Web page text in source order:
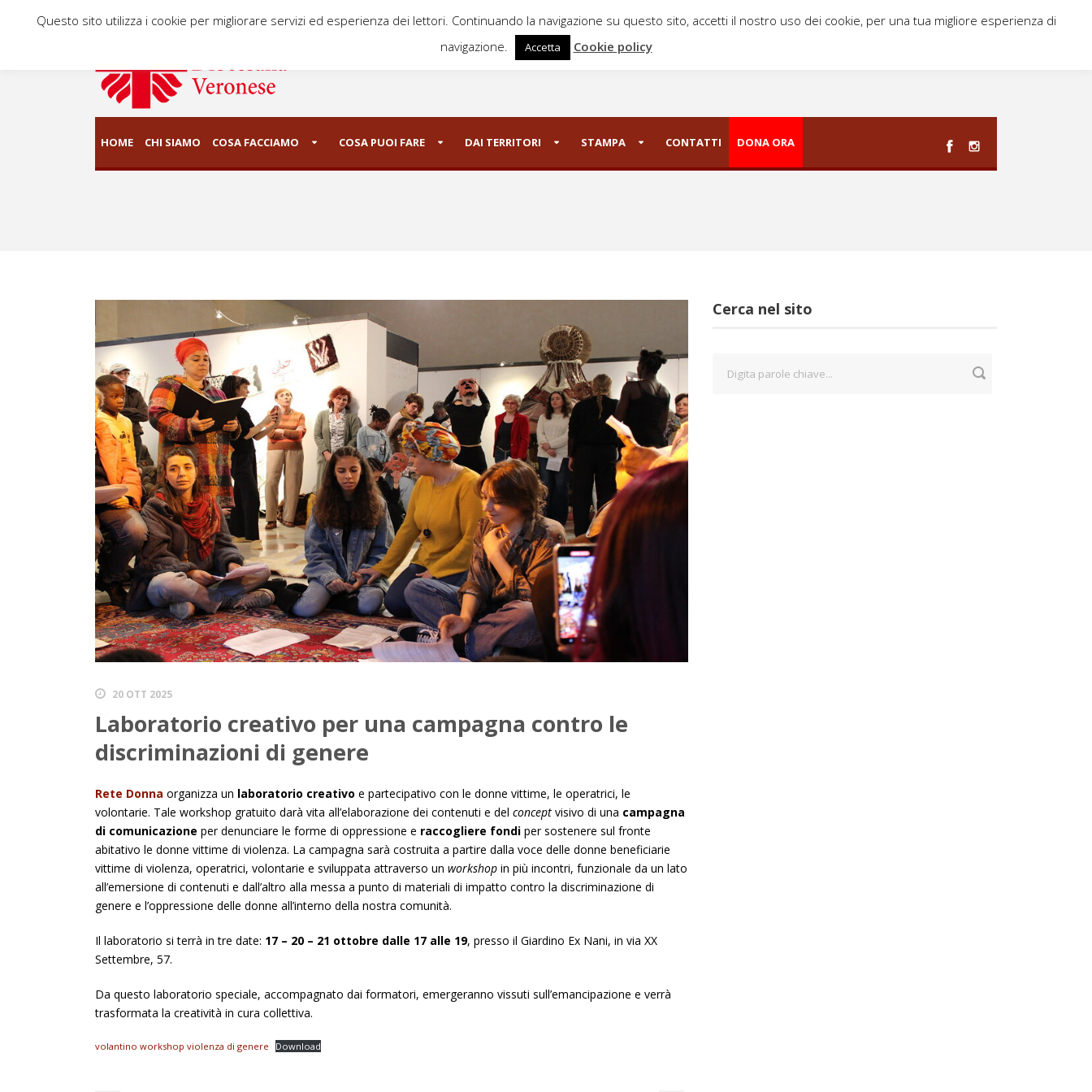
HOME CHI SIAMO COSA FACCIAMO COSA PUOI FARE DAI TERRITORI STAMPA CONTATTI DONA ORA
20 OTT 2025
Laboratorio creativo per una campagna contro le
discriminazioni di genere
Rete Donna organizza un laboratorio creativo e partecipativo con le donne vittime, le operatrici, le
volontarie. Tale workshop gratuito darà vita all’elaborazione dei contenuti e del concept visivo di una campagna
di comunicazione per denunciare le forme di oppressione e raccogliere fondi per sostenere sul fronte
abitativo le donne vittime di violenza. La campagna sarà costruita a partire dalla voce delle donne beneficiarie
vittime di violenza, operatrici, volontarie e sviluppata attraverso un workshop in più incontri, funzionale da un lato
all’emersione di contenuti e dall’altro alla messa a punto di materiali di impatto contro la discriminazione di
genere e l’oppressione delle donne all’interno della nostra comunità.
Il laboratorio si terrà in tre date: 17 – 20 – 21 ottobre dalle 17 alle 19, presso il Giardino Ex Nani, in via XX
Settembre, 57.
Da questo laboratorio speciale, accompagnato dai formatori, emergeranno vissuti sull’emancipazione e verrà
trasformata la creatività in cura collettiva.
volantino workshop violenza di genere Download
Cerca nel sito
Questo sito utilizza i cookie per migliorare servizi ed esperienza dei lettori. Continuando la navigazione su questo sito, accetti il nostro uso dei cookie, per una tua migliore esperienza di
navigazione.
Accetta Cookie policy